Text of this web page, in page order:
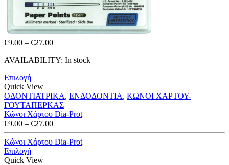
€9.00 – €27.00Price
€9.00
AVAILABILITY: In stock
Επιλογή
Quick View
ΟΔΟΝΤΙΑΤΡΙΚΑ, ΕΝΔΟΔΟΝΤΙΑ, ΚΩΝΟΙ ΧΑΡΤΟΥ-
ΓΟΥΤΑΠΕΡΚΑΣ
Κώνοι Χάρτου Dia-Prot
€9.00 – €27.00Price
range:
€9.00
Κώνοι Χάρτου Dia-Prot
Επιλογή
Quick View